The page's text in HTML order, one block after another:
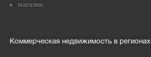
магазин
Коммерческая недвижимость в регионах